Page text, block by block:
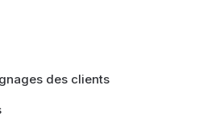
des clients